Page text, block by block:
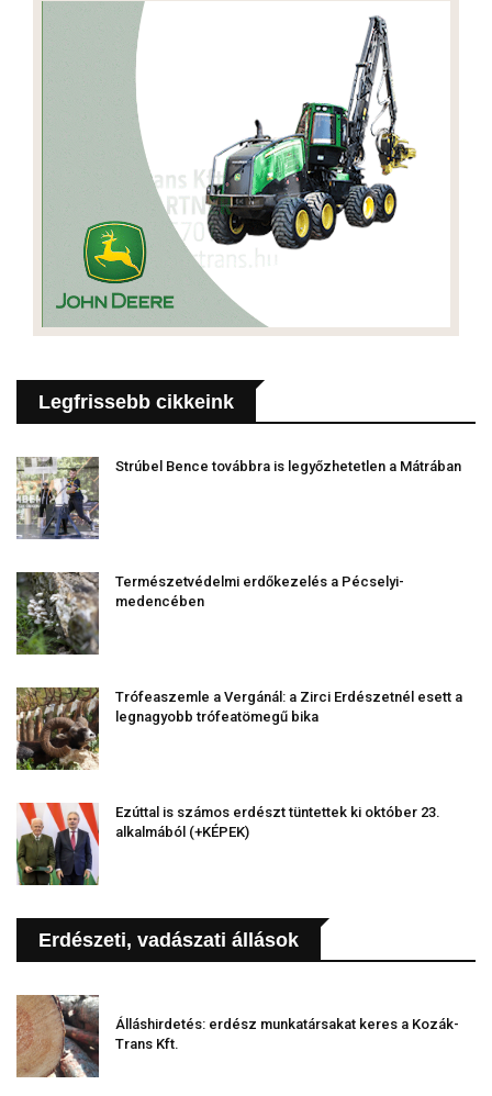
Legfrissebb cikkeink
Strúbel Bence továbbra is legyőzhetetlen a Mátrában
Természetvédelmi erdőkezelés a Pécselyi-
medencében
Trófeaszemle a Vergánál: a Zirci Erdészetnél esett a
legnagyobb trófeatömegű bika
Ezúttal is számos erdészt tüntettek ki október 23.
alkalmából (+KÉPEK)
Erdészeti, vadászati állások
Álláshirdetés: erdész munkatársakat keres a Kozák-
Trans Kft.